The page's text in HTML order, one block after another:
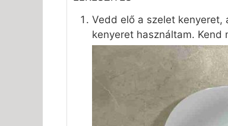
Vedd elő a szelet kenyeret,
kenyeret használtam. Kend